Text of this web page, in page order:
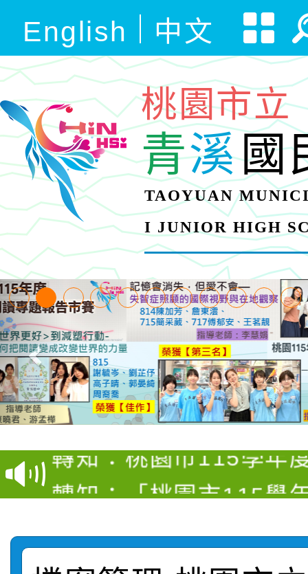
English 中文
桃園市立
青溪國
TAOYUAN
I JUNIOR HIGH
【甄選結果(第4招)】
學年度第1學期第9次代
結果(第4招)
【甄選結果(第12招)】
學年度第1學期第7次代
結果(第12招)
轉知：桃園市115學年
賽及師生本土語及新住
轉知：「桃園市115學